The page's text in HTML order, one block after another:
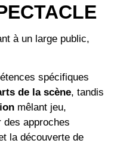
à un large public,
spécifiques
de la scène, tandis
mêlant jeu,
approches
la découverte de